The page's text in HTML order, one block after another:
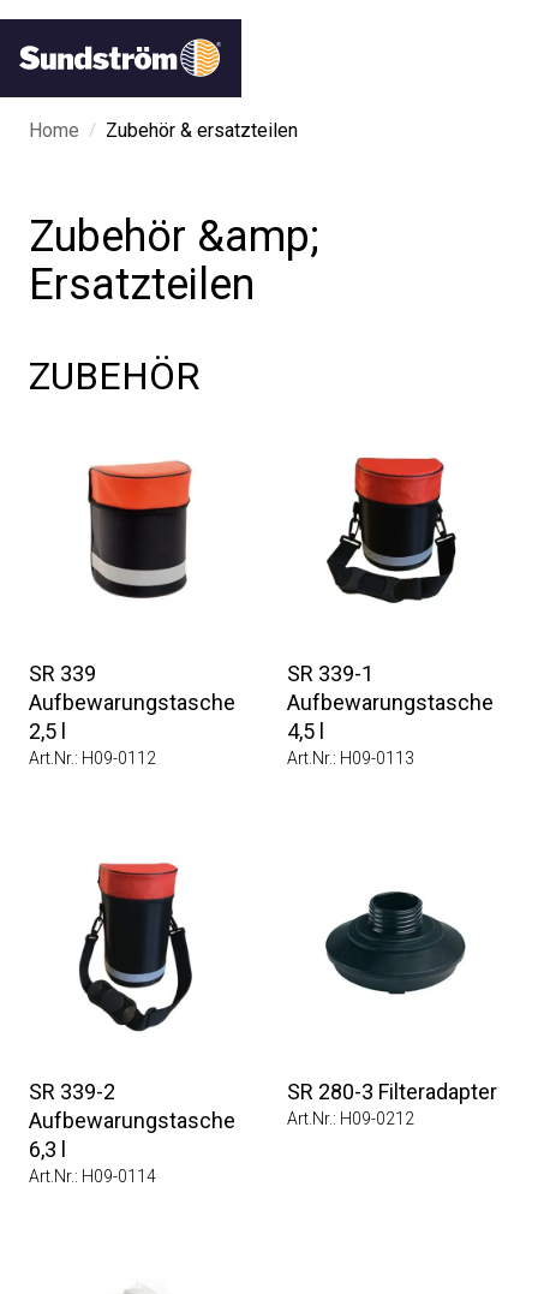
Home / Zubehör & ersatzteilen
Zubehör &amp;
Ersatzteilen
ZUBEHÖR
SR 339
Aufbewarungstasche
2,5 l
Art.Nr.: H09-0112
SR 339-1
Aufbewarungstasche
4,5 l
Art.Nr.: H09-0113
SR 339-2
Aufbewarungstasche
6,3 l
Art.Nr.: H09-0114
SR 280-3 Filteradapter
Art.Nr.: H09-0212